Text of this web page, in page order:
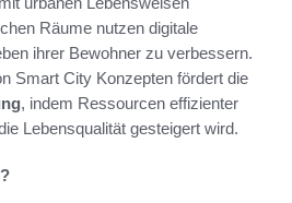
Räume nutzen digitale
ihrer Bewohner zu verbessern.
Smart City Konzepten fördert die
, indem Ressourcen effizienter
Lebensqualität gesteigert wird.